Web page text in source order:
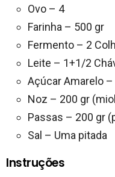
Ovo – 4
Farinha – 500 gr
Fermento – 2
Leite – 1+1/2
Açúcar Amarelo
Noz – 200 gr
Passas – 200 gr
Sal – Uma pitada
Instruções